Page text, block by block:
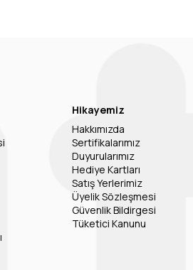
Hikayemiz
Hakkımızda
Sertifikalarımız
Duyurularımız
Hediye Kartları
Satış Yerlerimiz
Üyelik Sözleşmesi
Güvenlik Bildirgesi
Tüketici Kanunu